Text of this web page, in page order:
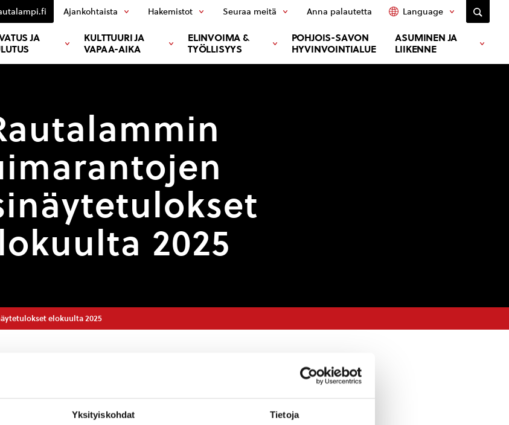
Yksityiskohdat Tietoja
JA
KULTTUURI JA
VAPAA-AIKA
ELINVOIMA &
TYÖLLISYYS
POHJOIS-SAVON
HYVINVOINTIALUE
ASUMINEN JA
LIIKENNE
Ajankohtaista Hakemistot Seuraa meitä Anna palautetta Language
2025
elokuulta 2025
ja Syväjärven uimarantojen uusimmat vesinäytetulokset